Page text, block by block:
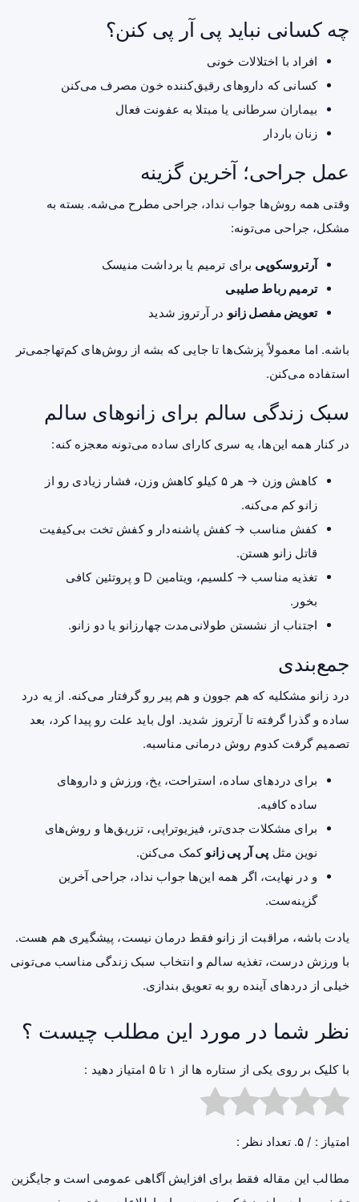
چه کسانی نباید پی آر پی کنن؟
افراد با اختلالات خونی
کسانی که داروهای رقیق‌کننده خون مصرف می‌کنن
بیماران سرطانی یا مبتلا به عفونت فعال
زنان باردار
عمل جراحی؛ آخرین گزینه
وقتی همه روش‌ها جواب نداد، جراحی مطرح می‌شه. بسته به
مشکل، جراحی می‌تونه:
آرتروسکوپی برای ترمیم یا برداشت منیسک
ترمیم رباط صلیبی
تعویض مفصل زانو در آرتروز شدید
باشه. اما معمولاً پزشک‌ها تا جایی که بشه از روش‌های کم‌تهاجمی‌تر
استفاده می‌کنن.
سبک زندگی سالم برای زانوهای سالم
در کنار همه این‌ها، یه سری کارای ساده می‌تونه معجزه کنه:
کاهش وزن → هر ۵ کیلو کاهش وزن، فشار زیادی رو از
زانو کم می‌کنه.
کفش مناسب → کفش پاشنه‌دار و کفش تخت بی‌کیفیت
قاتل زانو هستن.
تغذیه مناسب → کلسیم، ویتامین D و پروتئین کافی
بخور.
اجتناب از نشستن طولانی‌مدت چهارزانو یا دو زانو.
جمع‌بندی
درد زانو مشکلیه که هم جوون و هم پیر رو گرفتار می‌کنه. از یه درد
ساده و گذرا گرفته تا آرتروز شدید. اول باید علت رو پیدا کرد، بعد
تصمیم گرفت کدوم روش درمانی مناسبه.
برای دردهای ساده، استراحت، یخ، ورزش و داروهای
ساده کافیه.
برای مشکلات جدی‌تر، فیزیوتراپی، تزریق‌ها و روش‌های
نوین مثل پی آر پی زانو کمک می‌کنن.
و در نهایت، اگر همه این‌ها جواب نداد، جراحی آخرین
گزینه‌ست.
یادت باشه، مراقبت از زانو فقط درمان نیست، پیشگیری هم هست.
با ورزش درست، تغذیه سالم و انتخاب سبک زندگی مناسب می‌تونی
خیلی از دردهای آینده رو به تعویق بندازی.
نظر شما در مورد این مطلب چیست ؟
با کلیک بر روی یکی از ستاره ها از ۱ تا ۵ امتیاز دهید :
امتیاز : / ۵. تعداد نظر :
مطالب این مقاله فقط برای افزایش آگاهی عمومی است و جایگزین